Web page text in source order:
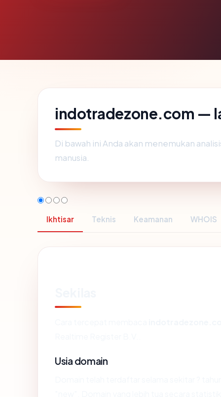
indotradezone.com —
Di bawah ini Anda akan menemukan
manusia.
Ikhtisar Teknis Keamanan WHOIS
Usia domain